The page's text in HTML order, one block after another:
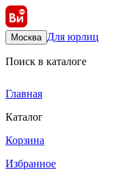
Москва Для юрлиц
Поиск в каталоге
Главная
Каталог
Корзина
Избранное